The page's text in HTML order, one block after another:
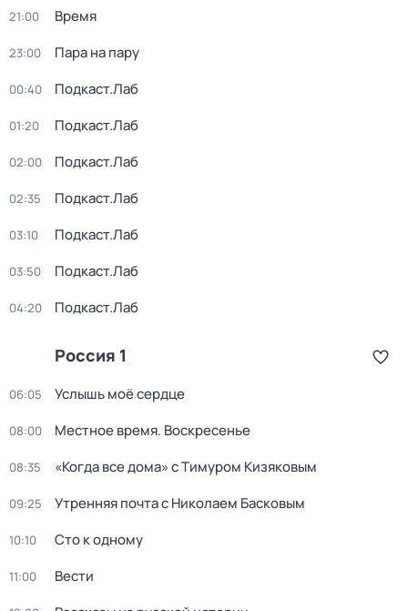
21:00 Время
23:00 Пара на пару
00:40 Подкаст.Лаб
01:20 Подкаст.Лаб
02:00 Подкаст.Лаб
02:35 Подкаст.Лаб
03:10 Подкаст.Лаб
03:50 Подкаст.Лаб
04:20 Подкаст.Лаб
Россия 1
06:05 Услышь моё сердце
08:00 Местное время. Воскресенье
08:35 «Когда все дома» с Тимуром Кизяковым
09:25 Утренняя почта с Николаем Басковым
10:10 Сто к одному
11:00 Вести